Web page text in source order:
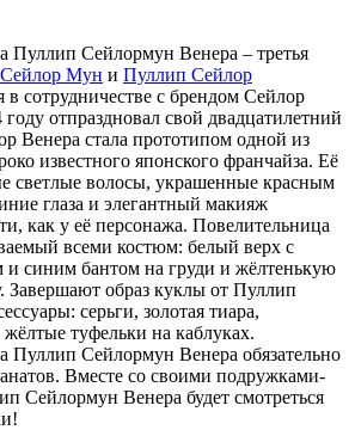
Пуллип Сейлормун Венера – третья
Мун и Пуллип Сейлор
в сотрудничестве с брендом Сейлор
отпраздновал свой двадцатилетний
Венера стала прототипом одной из
известного японского франчайза. Её
светлые волосы, украшенные красным
глаза и элегантный макияж
как у её персонажа. Повелительница
всеми костюм: белый верх с
и синим бантом на груди и жёлтенькую
Завершают образ куклы от Пуллип
серьги, золотая тиара,
туфельки на каблуках.
Пуллип Сейлормун Венера обязательно
Вместе со своими подружками-
Сейлормун Венера будет смотреться